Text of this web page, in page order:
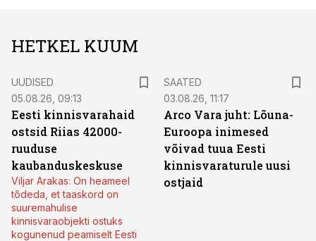
HETKEL KUUM
UUDISED
05.08.26, 09:13
Eesti kinnisvarahaid
ostsid Riias 42000-
ruuduse
kaubanduskeskuse
Viljar Arakas: On heameel
tõdeda, et taaskord on
suuremahulise
kinnisvaraobjekti ostuks
kogunenud peamiselt Eesti
SAATED
03.08.26, 11:17
Arco Vara juht: Lõuna-
Euroopa inimesed
võivad tuua Eesti
kinnisvaraturule uusi
ostjaid